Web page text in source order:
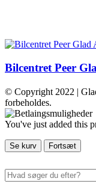
Bilcentret Peer
© Copyright 2022 |
forbeholdes.
You've just added this
Se kurv Fortsæt